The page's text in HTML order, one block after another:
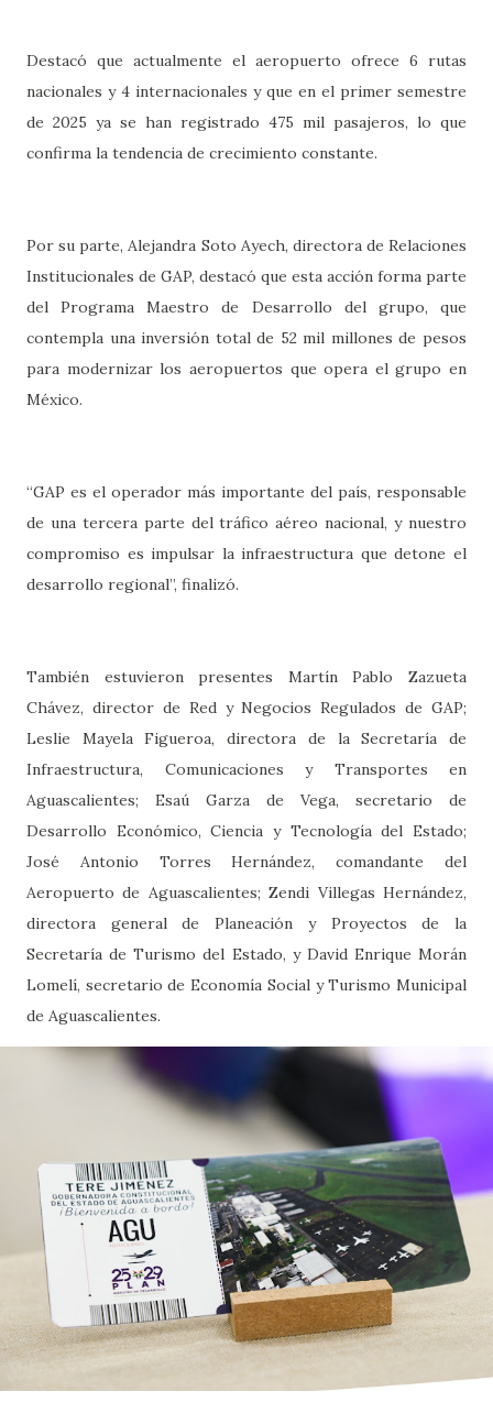
Destacó que actualmente el aeropuerto ofrece 6 rutas
nacionales y 4 internacionales y que en el primer semestre
de 2025 ya se han registrado 475 mil pasajeros, lo que
confirma la tendencia de crecimiento constante.
Por su parte, Alejandra Soto Ayech, directora de Relaciones
Institucionales de GAP, destacó que esta acción forma parte
del Programa Maestro de Desarrollo del grupo, que
contempla una inversión total de 52 mil millones de pesos
para modernizar los aeropuertos que opera el grupo en
México.
“GAP es el operador más importante del país, responsable
de una tercera parte del tráfico aéreo nacional, y nuestro
compromiso es impulsar la infraestructura que detone el
desarrollo regional”, finalizó.
También estuvieron presentes Martín Pablo Zazueta
Chávez, director de Red y Negocios Regulados de GAP;
Leslie Mayela Figueroa, directora de la Secretaría de
Infraestructura, Comunicaciones y Transportes en
Aguascalientes; Esaú Garza de Vega, secretario de
Desarrollo Económico, Ciencia y Tecnología del Estado;
José Antonio Torres Hernández, comandante del
Aeropuerto de Aguascalientes; Zendi Villegas Hernández,
directora general de Planeación y Proyectos de la
Secretaría de Turismo del Estado, y David Enrique Morán
Lomelí, secretario de Economía Social y Turismo Municipal
de Aguascalientes.